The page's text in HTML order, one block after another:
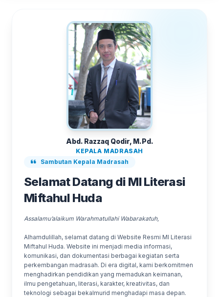
Abd. Razzaq Qodir, M.Pd.
KEPALA MADRASAH
Sambutan Kepala Madrasah
Selamat Datang di MI Literasi
Miftahul Huda
Assalamu’alaikum Warahmatullahi Wabarakatuh,
Alhamdulillah, selamat datang di Website Resmi MI Literasi
Miftahul Huda. Website ini menjadi media informasi,
komunikasi, dan dokumentasi berbagai kegiatan serta
perkembangan madrasah. Di era digital, kami berkomitmen
menghadirkan pendidikan yang memadukan keimanan,
ilmu pengetahuan, literasi, karakter, kreativitas, dan
teknologi sebagai bekalmurid menghadapi masa depan.